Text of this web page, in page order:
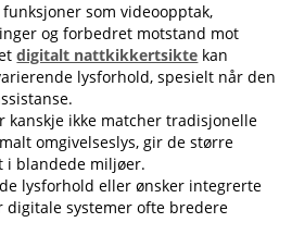
som videoopptak,
og forbedret motstand mot
digitalt nattkikkertsikte kan
lysforhold, spesielt når den
kanskje ikke matcher tradisjonelle
omgivelseslys, gir de større
i blandede miljøer.
lysforhold eller ønsker integrerte
systemer ofte bredere